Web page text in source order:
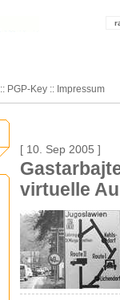
:: PGP-Key :: Impressum
[ 10. Sep 2005 ]
virtuelle